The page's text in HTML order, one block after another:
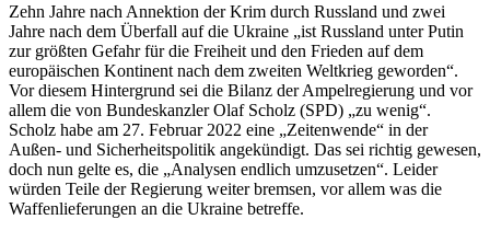
Zehn Jahre nach Annektion der Krim durch Russland und zwei
Jahre nach dem Überfall auf die Ukraine „ist Russland unter Putin
zur größten Gefahr für die Freiheit und den Frieden auf dem
europäischen Kontinent nach dem zweiten Weltkrieg geworden“.
Vor diesem Hintergrund sei die Bilanz der Ampelregierung und vor
allem die von Bundeskanzler Olaf Scholz (SPD) „zu wenig“.
Scholz habe am 27. Februar 2022 eine „Zeitenwende“ in der
Außen- und Sicherheitspolitik angekündigt. Das sei richtig gewesen,
doch nun gelte es, die „Analysen endlich umzusetzen“. Leider
würden Teile der Regierung weiter bremsen, vor allem was die
Waffenlieferungen an die Ukraine betreffe.